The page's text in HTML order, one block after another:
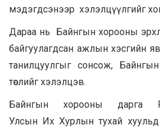
мэдэгдсэнээр хэлэлцүүлгийг
Дараа нь Байнгын хорооны
байгуулагдсан ажлын хэсгийн
танилцуулгыг сонсож,
төслийг хэлэлцэв.
Байнгын хорооны дарга
Улсын Их Хурлын тухай